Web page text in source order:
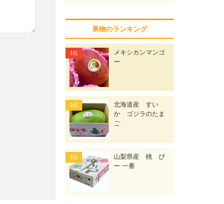
果物のランキング
メキシカンマンゴ
ー
北海道産 すい
か ゴジラのたま
ご
山梨県産 桃 ぴ
ー 一番